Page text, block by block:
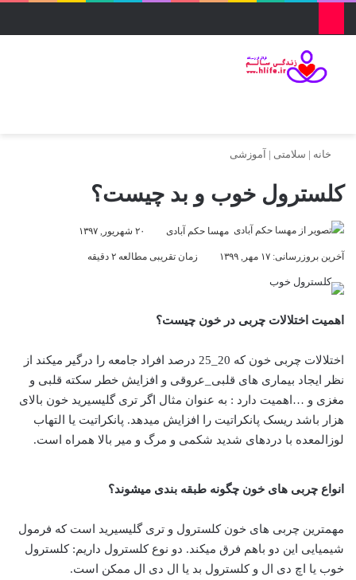
خانه | سلامتی | آموزشی
کلسترول خوب و بد چیست؟
مهسا حکم آبادی ۲۰ شهریور, ۱۳۹۷
آخرین بروزرسانی: ۱۷ مهر, ۱۳۹۹ زمان تقریبی مطالعه ۲ دقیقه
اهمیت اختلالات چربی در خون چیست؟
اختلالات چربی خون که 20_25 درصد افراد جامعه را درگیر میکند از
نظر ایجاد بیماری های قلبی_عروقی و افزایش خطر سکته قلبی و
مغزی و …اهمیت دارد : به عنوان مثال اگر تری گلیسیرید خون بالای
هزار باشد ریسک پانکراتیت را افزایش میدهد. پانکراتیت یا التهاب
لوزالمعده با دردهای شدید شکمی و مرگ و میر بالا همراه است.
انواع چربی های خون چگونه طبقه بندی میشوند؟
مهمترین چربی های خون کلسترول و تری گلیسیرید است که فرمول
شیمیایی این دو باهم فرق میکند. دو نوع کلسترول داریم: کلسترول
خوب یا اچ دی ال و کلسترول بد یا ال دی ال ممکن است.